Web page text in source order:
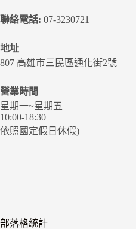
聯絡電話: 07-3230721
地址
807 高雄市三民區通化街2號
營業時間
星期一~星期五
10:00-18:30
依照國定假日休假)
部落格統計